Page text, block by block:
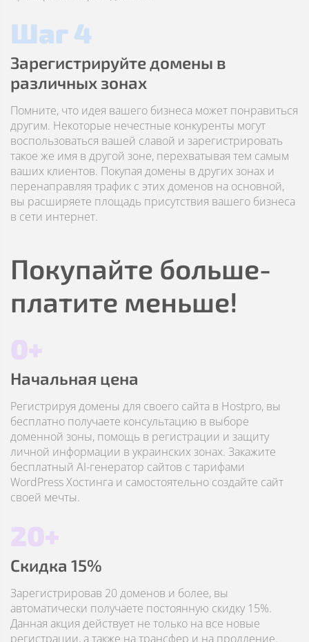
Шаг 4
Зарегистрируйте домены в
различных зонах
Помните, что идея вашего бизнеса может понравиться
другим. Некоторые нечестные конкуренты могут
воспользоваться вашей славой и зарегистрировать
такое же имя в другой зоне, перехватывая тем самым
ваших клиентов. Покупая домены в других зонах и
перенаправляя трафик с этих доменов на основной,
вы расширяете площадь присутствия вашего бизнеса
в сети интернет.
Покупайте больше-
платите меньше!
0+
Начальная цена
Регистрируя домены для своего сайта в Hostpro, вы
бесплатно получаете консультацию в выборе
доменной зоны, помощь в регистрации и защиту
личной информации в украинских зонах. Закажите
бесплатный AI-генератор сайтов с тарифами
WordPress Хостинга и самостоятельно создайте сайт
своей мечты.
20+
Скидка 15%
Зарегистрировав 20 доменов и более, вы
автоматически получаете постоянную скидку 15%.
Данная акция действует не только на все новые
регистрации, а также на трансфер и на продление.